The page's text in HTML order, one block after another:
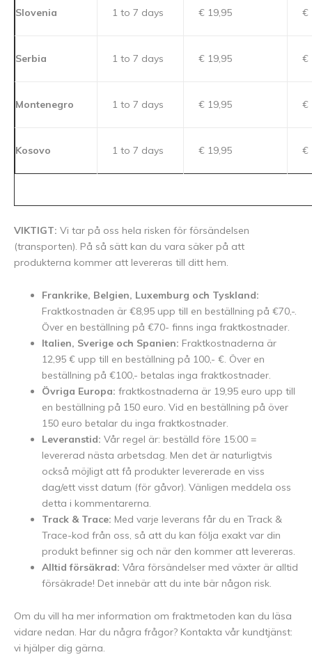
Slovenia 1 to 7 days € 19,95 €
Serbia 1 to 7 days € 19,95 €
Montenegro 1 to 7 days € 19,95 €
Kosovo 1 to 7 days € 19,95 €
VIKTIGT: Vi tar på oss hela risken för försändelsen
(transporten). På så sätt kan du vara säker på att
produkterna kommer att levereras till ditt hem.
Frankrike, Belgien, Luxemburg och Tyskland:
Fraktkostnaden är €8,95 upp till en beställning på €70,-.
Över en beställning på €70- finns inga fraktkostnader.
Italien, Sverige och Spanien: Fraktkostnaderna är
12,95 € upp till en beställning på 100,- €. Över en
beställning på €100,- betalas inga fraktkostnader.
Övriga Europa: fraktkostnaderna är 19,95 euro upp till
en beställning på 150 euro. Vid en beställning på över
150 euro betalar du inga fraktkostnader.
Leveranstid: Vår regel är: beställd före 15:00 =
levererad nästa arbetsdag. Men det är naturligtvis
också möjligt att få produkter levererade en viss
dag/ett visst datum (för gåvor). Vänligen meddela oss
detta i kommentarerna.
Track & Trace: Med varje leverans får du en Track &
Trace-kod från oss, så att du kan följa exakt var din
produkt befinner sig och när den kommer att levereras.
Alltid försäkrad: Våra försändelser med växter är alltid
försäkrade! Det innebär att du inte bär någon risk.
Om du vill ha mer information om fraktmetoden kan du läsa
vidare nedan. Har du några frågor? Kontakta vår kundtjänst:
vi hjälper dig gärna.